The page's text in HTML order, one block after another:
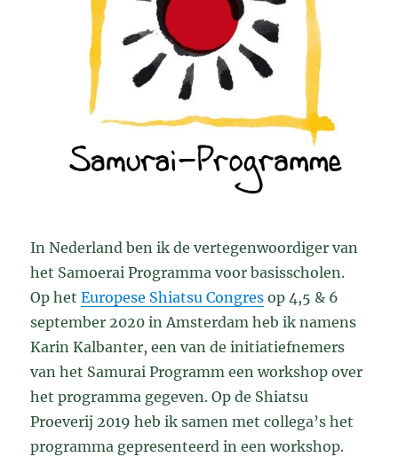
In Nederland ben ik de vertegenwoordiger van
het Samoerai Programma voor basisscholen.
Op hetEuropese Shiatsu Congres op 4,5 & 6
september 2020 in Amsterdam heb ik namens
Karin Kalbanter, een van de initiatiefnemers
van het Samurai Programm een workshop over
het programma gegeven. Op de Shiatsu
Proeverij 2019 heb ik samen met collega’s het
programma gepresenteerd in een workshop.